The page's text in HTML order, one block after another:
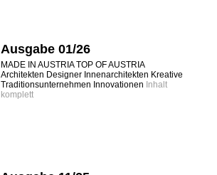
Ausgabe 01/26
MADE IN AUSTRIA TOP OF AUSTRIA
Architekten Designer Innenarchitekten Kreative
Traditionsunternehmen Innovationen Inhalt
komplett